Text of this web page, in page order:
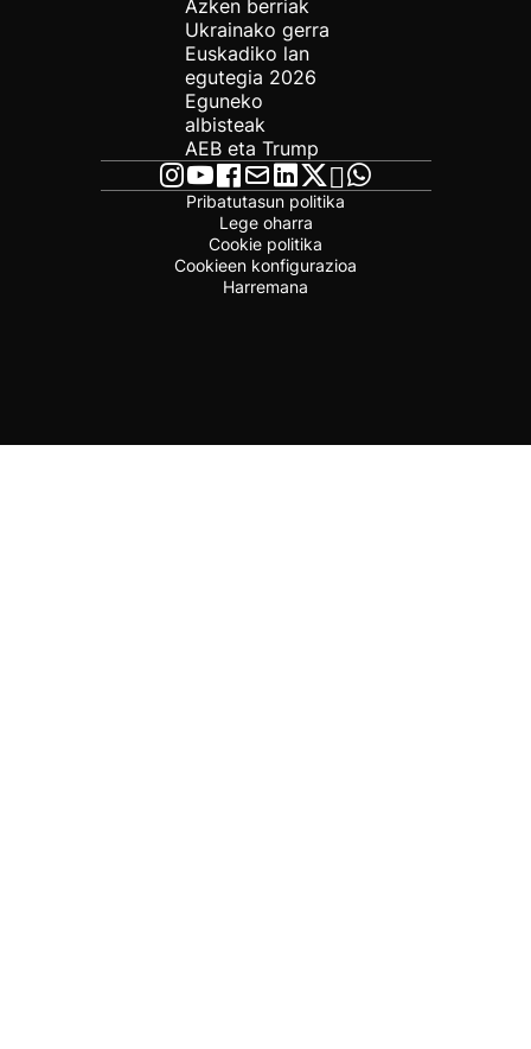
Azken berriak
Ukrainako gerra
Euskadiko lan
egutegia 2026
Eguneko
albisteak
AEB eta Trump
Pribatutasun politika
Lege oharra
Cookie politika
Cookieen konfigurazioa
Harremana